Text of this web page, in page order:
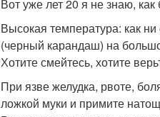
Вот уже лет 20 я не знаю,
Высокая температура: как
(черный карандаш) на
Хотите смейтесь, хотите
При язве желудка, рвоте,
ложкой муки и примите